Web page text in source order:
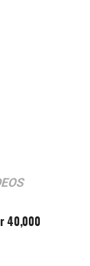
40,000